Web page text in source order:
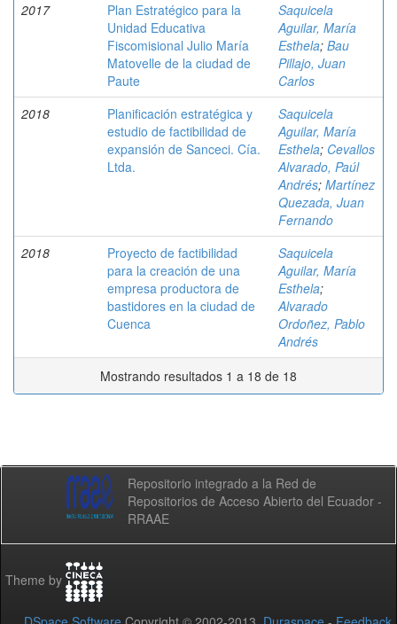
2017
Plan Estratégico para la
Unidad Educativa
Fiscomisional Julio María
Matovelle de la ciudad de
Paute
Saquicela
Aguilar, María
Esthela; Bau
Pillajo, Juan
Carlos
2018
Planificación estratégica y
estudio de factibilidad de
expansión de Sanceci. Cía.
Ltda.
Saquicela
Aguilar, María
Esthela; Cevallos
Alvarado, Paúl
Andrés; Martínez
Quezada, Juan
Fernando
2018
Proyecto de factibilidad
para la creación de una
empresa productora de
bastidores en la ciudad de
Cuenca
Saquicela
Aguilar, María
Esthela;
Alvarado
Ordoñez, Pablo
Andrés
Mostrando resultados 1 a 18 de 18
Repositorio integrado a la Red de
Repositorios de Acceso Abierto del Ecuador -
RRAAE
Theme by